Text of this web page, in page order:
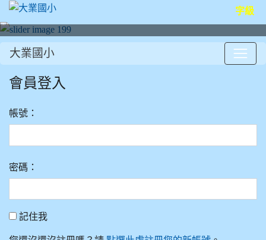
字級
大業國小
會員登入
帳號：
密碼：
記住我記住我